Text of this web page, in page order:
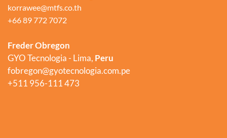
korrawee@mtfs.co.th
+66 89 772 7072
Freder Obregon
GYO Tecnologia - Lima, Peru
fobregon@gyotecnologia.com.pe
+511 956-111 473